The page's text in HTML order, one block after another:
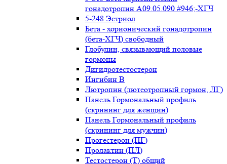
гонадотропин А09.05.090 #946;-ХГЧ
5-248 Эстриол
Бета - хорионический гонадотропин
(бета-ХГЧ) свободный
Глобулин, связывающий половые
гормоны
Дигидротестостерон
Ингибин В
Лютропин (лютеотропный гормон, ЛГ)
Панель Гормональный профиль
(скрининг для женщин)
Панель Гормональный профиль
(скрининг для мужчин)
Прогестерон (ПГ)
Пролактин (ПЛ)
Тестостерон (Т) общий